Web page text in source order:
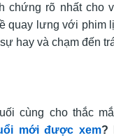
chứng rõ nhất cho
quay lưng với phim
hay và chạm đến
cùng cho thắc
mới được xem?